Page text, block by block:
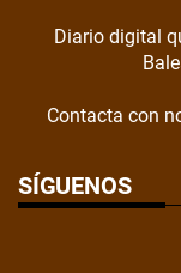
Diario digital
Contacta con
SÍGUENOS